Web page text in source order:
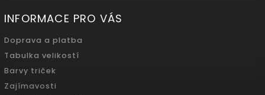
INFORMACE PRO VÁS
Doprava a platba
Tabulka velikostí
Barvy triček
Zajímavosti